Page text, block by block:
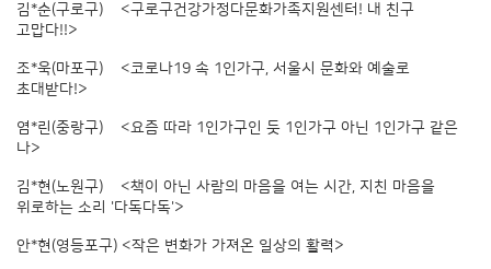
김*순(구로구) <구로구건강가정다문화가족지원센터! 내 친구
고맙다!!>
조*욱(마포구) <코로나19 속 1인가구, 서울시 문화와 예술로
초대받다!>
염*린(중랑구) <요즘 따라 1인가구인 듯 1인가구 아닌 1인가구 같은
나>
김*현(노원구) <책이 아닌 사람의 마음을 여는 시간, 지친 마음을
위로하는 소리 '다독다독'>
안*현(영등포구) <작은 변화가 가져온 일상의 활력>